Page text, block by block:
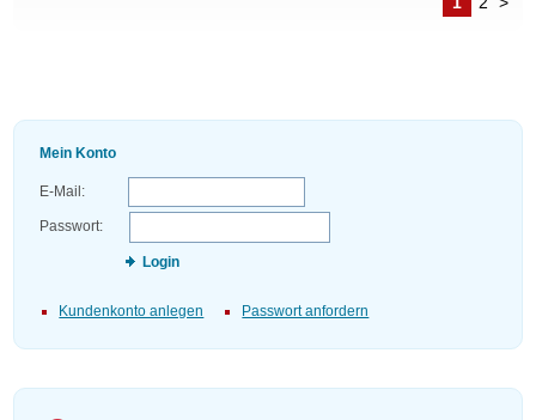
Mein Konto
E-Mail:
Passwort:
Login
Kundenkonto anlegen Passwort anfordern